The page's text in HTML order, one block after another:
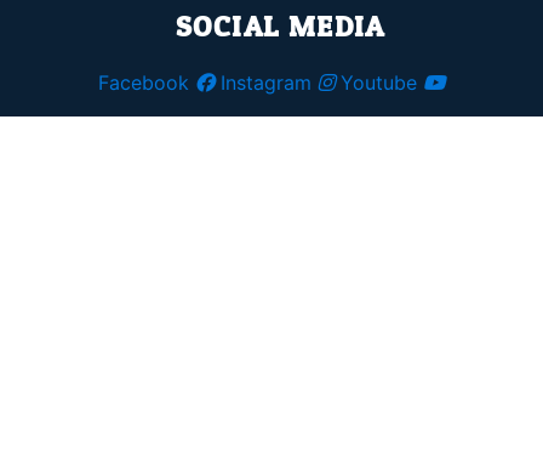
SOCIAL MEDIA
Facebook Instagram Youtube